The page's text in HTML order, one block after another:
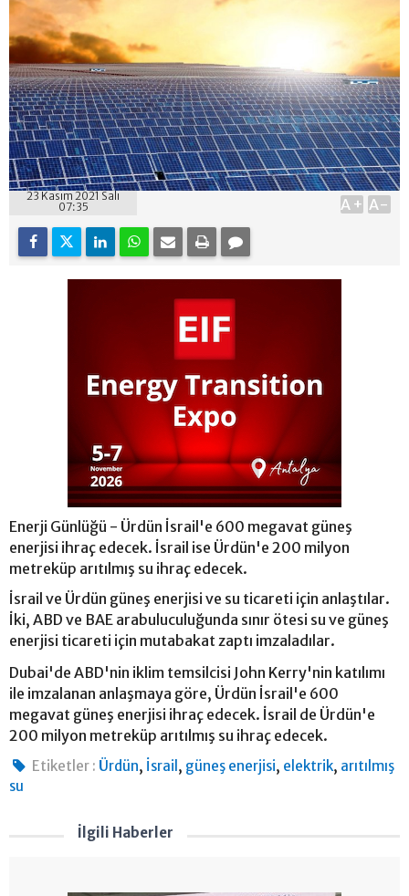
23 Kasım 2021 Salı
07:35
A+ A-
Enerji Günlüğü - Ürdün İsrail'e 600 megavat güneş
enerjisi ihraç edecek. İsrail ise Ürdün'e 200 milyon
metreküp arıtılmış su ihraç edecek.
İsrail ve Ürdün güneş enerjisi ve su ticareti için anlaştılar.
İki, ABD ve BAE arabuluculuğunda sınır ötesi su ve güneş
enerjisi ticareti için mutabakat zaptı imzaladılar.
Dubai'de ABD'nin iklim temsilcisi John Kerry'nin katılımı
ile imzalanan anlaşmaya göre, Ürdün İsrail'e 600
megavat güneş enerjisi ihraç edecek. İsrail de Ürdün'e
200 milyon metreküp arıtılmış su ihraç edecek.
Etiketler : Ürdün, İsrail , güneş enerjisi, elektrik, arıtılmış
su
İlgili Haberler